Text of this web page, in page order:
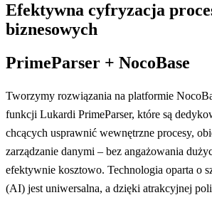
Efektywna cyfryzacja
biznesowych
PrimeParser + NocoBase
Tworzymy rozwiązania na platformie
funkcji Lukardi PrimeParser, które są
chcących usprawnić wewnętrzne procesy,
zarządzanie danymi – bez angażowania
efektywnie kosztowo. Technologia oparta o
(AI) jest uniwersalna, a dzięki atrakcyjnej